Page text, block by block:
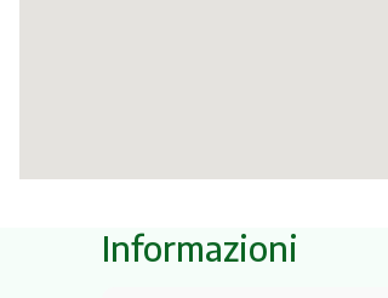
Informazioni